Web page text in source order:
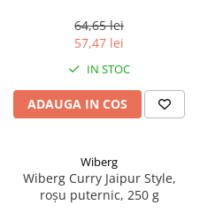
Sare speciala
Terine si placinte
Uleiuri speciale/presate la rece
Ulei de masline extravirgin
64,65 lei
57,47 lei
IN STOC
ADAUGA IN COS
Wiberg
Wiberg Curry Jaipur Style,
roșu puternic, 250 g